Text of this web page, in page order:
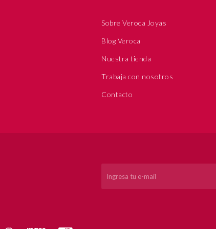
Sobre Veroca Joyas
Blog Veroca
Nuestra tienda
Trabaja con nosotros
Contacto